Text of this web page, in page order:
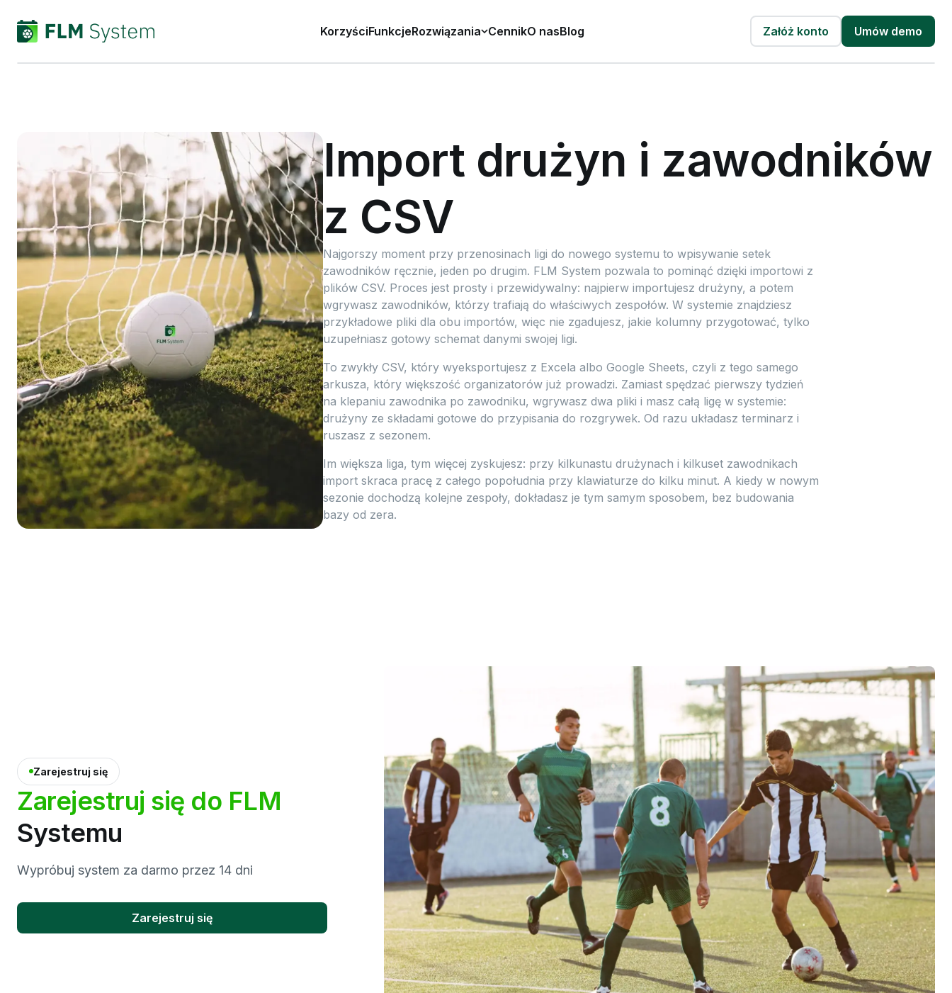
KorzyściFunkcjeRozwiązania CennikO nasBlog Załóż konto Umów demo
Import drużyn i zawodników
z CSV
Najgorszy moment przy przenosinach ligi do nowego systemu to wpisywanie setek
zawodników ręcznie, jeden po drugim. FLM System pozwala to pominąć dzięki importowi z
plików CSV. Proces jest prosty i przewidywalny: najpierw importujesz drużyny, a potem
wgrywasz zawodników, którzy trafiają do właściwych zespołów. W systemie znajdziesz
przykładowe pliki dla obu importów, więc nie zgadujesz, jakie kolumny przygotować, tylko
uzupełniasz gotowy schemat danymi swojej ligi.
To zwykły CSV, który wyeksportujesz z Excela albo Google Sheets, czyli z tego samego
arkusza, który większość organizatorów już prowadzi. Zamiast spędzać pierwszy tydzień
na klepaniu zawodnika po zawodniku, wgrywasz dwa pliki i masz całą ligę w systemie:
drużyny ze składami gotowe do przypisania do rozgrywek. Od razu układasz terminarz i
ruszasz z sezonem.
Im większa liga, tym więcej zyskujesz: przy kilkunastu drużynach i kilkuset zawodnikach
import skraca pracę z całego popołudnia przy klawiaturze do kilku minut. A kiedy w nowym
sezonie dochodzą kolejne zespoły, dokładasz je tym samym sposobem, bez budowania
bazy od zera.
Zarejestruj się
Zarejestruj się do FLM
Systemu
Wypróbuj system za darmo przez 14 dni
Zarejestruj się